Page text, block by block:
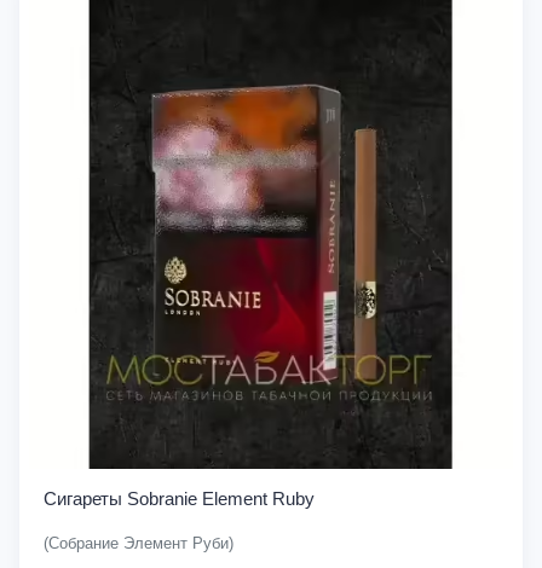
Сигареты Sobranie Element Ruby
(Собрание Элемент Руби)